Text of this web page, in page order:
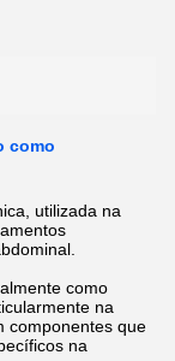
como
utilizada na
como
na
componentes que
na